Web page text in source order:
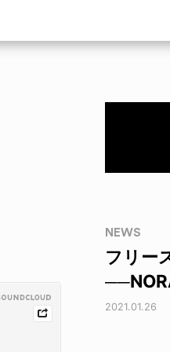
NEWS
フリー
2021.01.26